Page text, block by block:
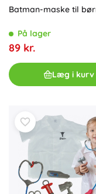
Batman-maske til
På lager
89 kr.
Læg i kurv